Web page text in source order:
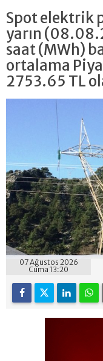
Spot elektrik
yarın
saat (MWh)
ortalama
2753.65 TL
07 Ağustos 2026
Cuma 13:20